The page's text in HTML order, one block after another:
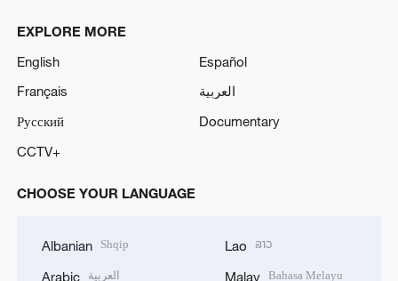
EXPLORE MORE
English
Español
Français
العربية
Русский
Documentary
CCTV+
CHOOSE YOUR LANGUAGE
Albanian Shqip
Arabic العربية
Lao ລາວ
Malay Bahasa Melayu